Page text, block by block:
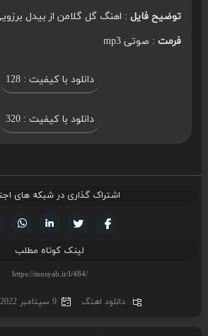
توضیح فایل: اهنگ گل گلامن از بیدل
فرمت: صوتی mp3
دانلود با کیفیت : 128
دانلود با کیفیت : 320
اشتراک گذاری در شبکه های
تویتر
فیسوک
لینک کوتاه مطلب
دانلود اهنگ 9 سپتامبر 2022